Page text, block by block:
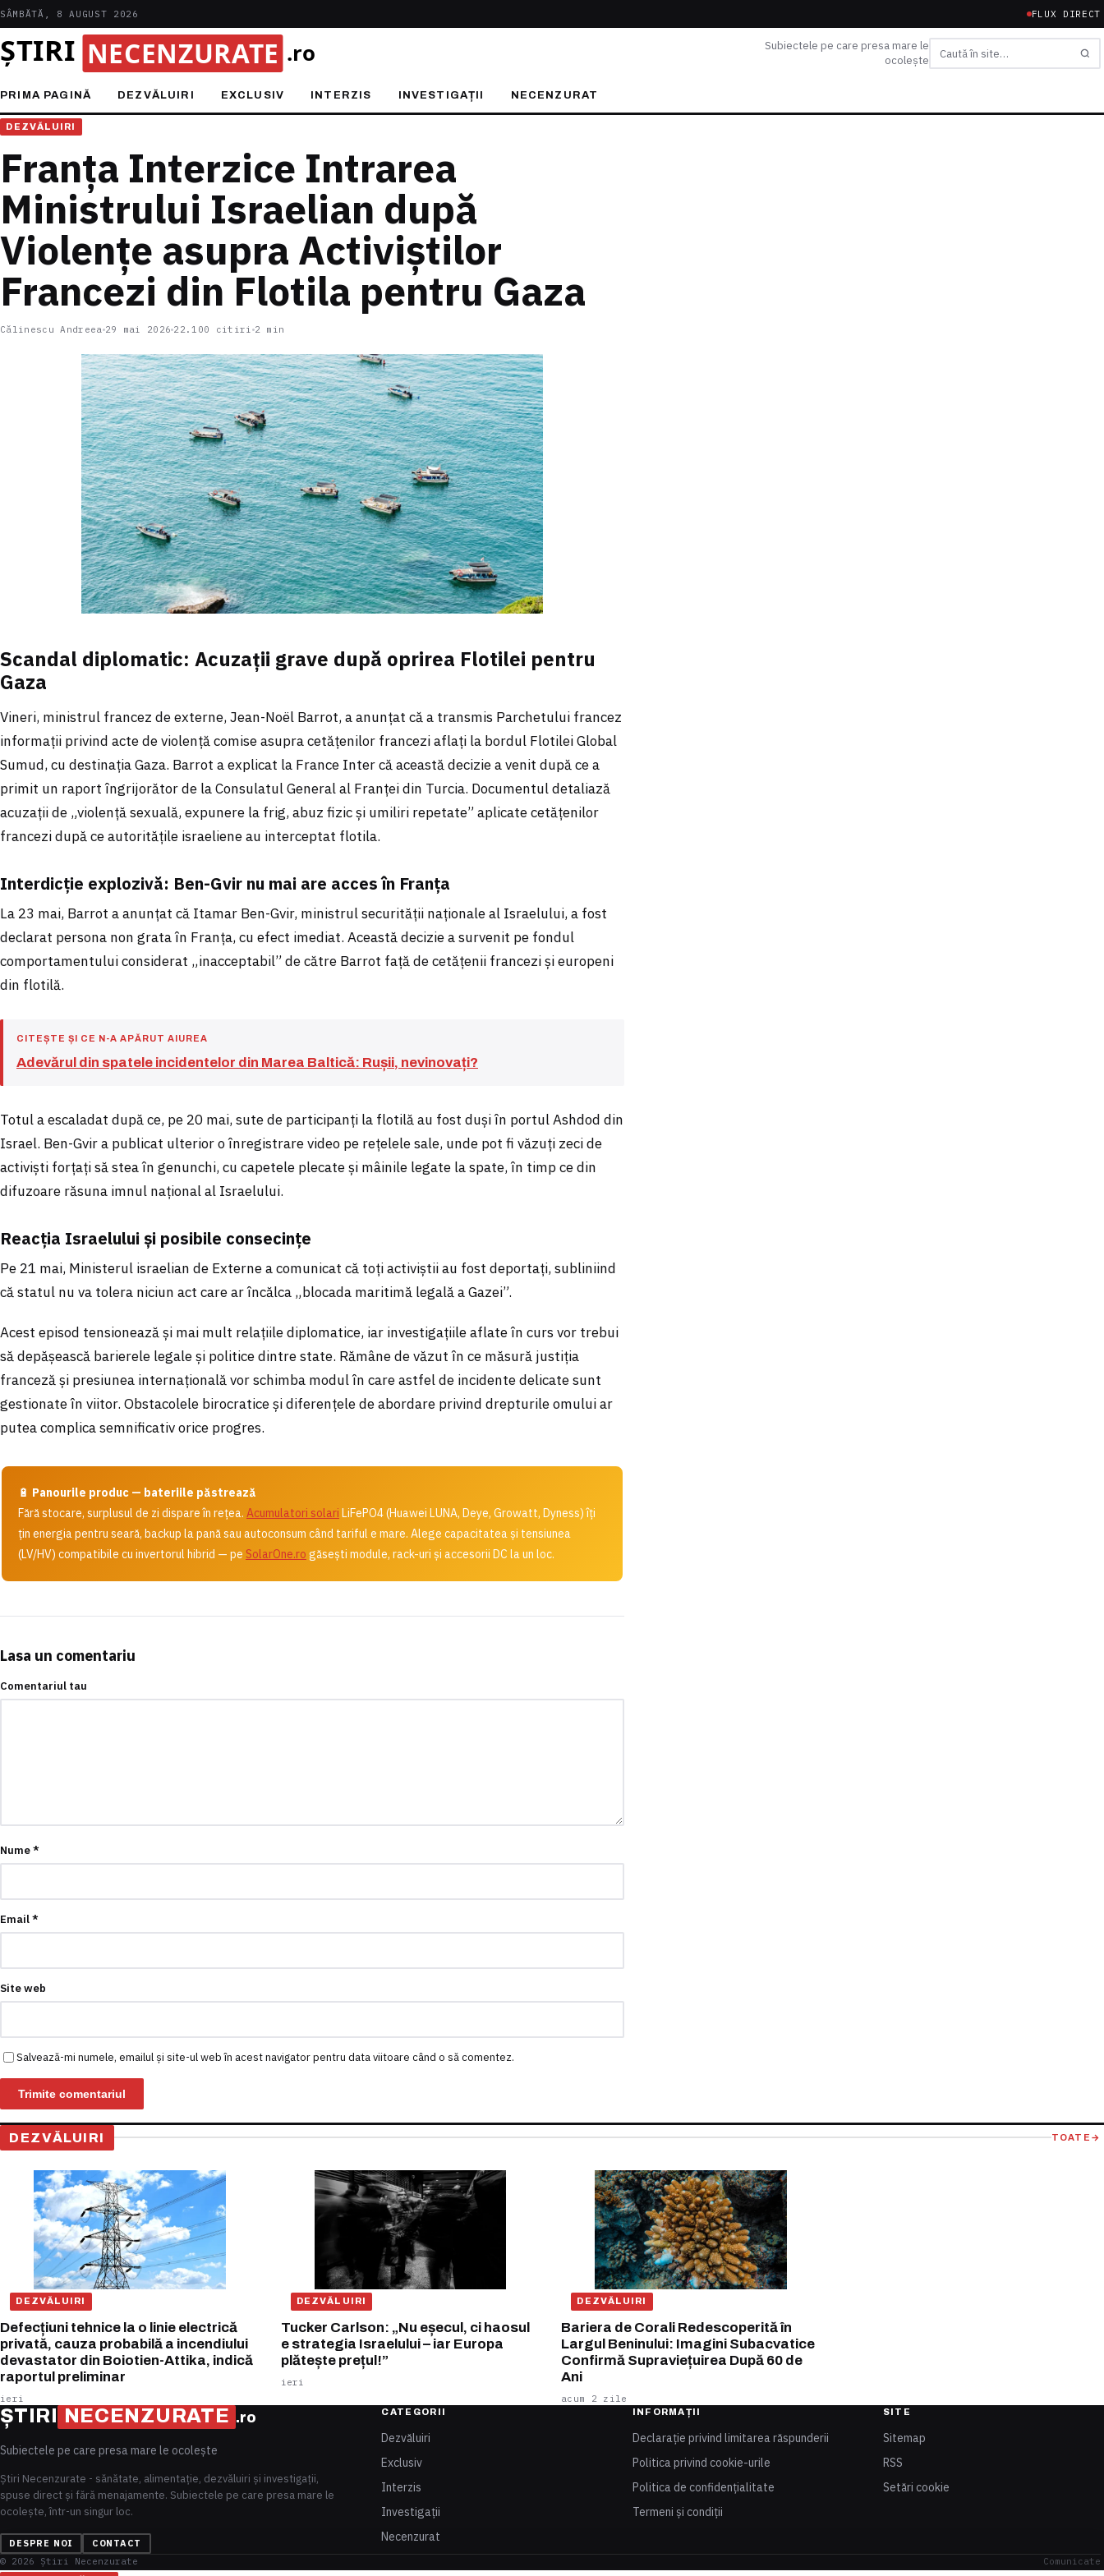
SÂMBĂTĂ, 8 AUGUST 2026 FLUX DIRECT
Subiectele pe care presa mare le
ocolește
Caută
PRIMA PAGINĂ DEZVĂLUIRI EXCLUSIV INTERZIS INVESTIGAȚII NECENZURAT
DEZVĂLUIRI
Franța Interzice Intrarea
Ministrului Israelian după
Violențe asupra Activiștilor
Francezi din Flotila pentru Gaza
Călinescu Andreea 29 mai 2026 22.100 citiri 2 min
Scandal diplomatic: Acuzații grave după oprirea Flotilei pentru
Gaza
Vineri, ministrul francez de externe, Jean-Noël Barrot, a anunțat că a transmis Parchetului francez
informații privind acte de violență comise asupra cetățenilor francezi aflați la bordul Flotilei Global
Sumud, cu destinația Gaza. Barrot a explicat la France Inter că această decizie a venit după ce a
primit un raport îngrijorător de la Consulatul General al Franței din Turcia. Documentul detaliază
acuzații de „violență sexuală, expunere la frig, abuz fizic și umiliri repetate” aplicate cetățenilor
francezi după ce autoritățile israeliene au interceptat flotila.
Interdicție explozivă: Ben-Gvir nu mai are acces în Franța
La 23 mai, Barrot a anunțat că Itamar Ben-Gvir, ministrul securității naționale al Israelului, a fost
declarat persona non grata în Franța, cu efect imediat. Această decizie a survenit pe fondul
comportamentului considerat „inacceptabil” de către Barrot față de cetățenii francezi și europeni
din flotilă.
CITEȘTE ȘI CE N-A APĂRUT AIUREA
Adevărul din spatele incidentelor din Marea Baltică: Rușii, nevinovați?
Totul a escaladat după ce, pe 20 mai, sute de participanți la flotilă au fost duși în portul Ashdod din
Israel. Ben-Gvir a publicat ulterior o înregistrare video pe rețelele sale, unde pot fi văzuți zeci de
activiști forțați să stea în genunchi, cu capetele plecate și mâinile legate la spate, în timp ce din
difuzoare răsuna imnul național al Israelului.
Reacția Israelului și posibile consecințe
Pe 21 mai, Ministerul israelian de Externe a comunicat că toți activiștii au fost deportați, subliniind
că statul nu va tolera niciun act care ar încălca „blocada maritimă legală a Gazei”.
Acest episod tensionează și mai mult relațiile diplomatice, iar investigațiile aflate în curs vor trebui
să depășească barierele legale și politice dintre state. Rămâne de văzut în ce măsură justiția
franceză și presiunea internațională vor schimba modul în care astfel de incidente delicate sunt
gestionate în viitor. Obstacolele birocratice și diferențele de abordare privind drepturile omului ar
putea complica semnificativ orice progres.
🔋 Panourile produc — bateriile păstrează
Fără stocare, surplusul de zi dispare în rețea. Acumulatori solari LiFePO4 (Huawei LUNA, Deye, Growatt, Dyness) îți
țin energia pentru seară, backup la pană sau autoconsum când tariful e mare. Alege capacitatea și tensiunea
(LV/HV) compatibile cu invertorul hibrid — pe SolarOne.ro găsești module, rack-uri și accesorii DC la un loc.
Lasa un comentariu
Comentariul tau
Nume*
Email*
Site web
Salvează-mi numele, emailul și site-ul web în acest navigator pentru data viitoare când o să comentez.
DEZVĂLUIRI TOATE →
DEZVĂLUIRI
Defecțiuni tehnice la o linie electrică
privată, cauza probabilă a incendiului
devastator din Boiotien-Attika, indică
raportul preliminar
ieri
DEZVĂLUIRI
Tucker Carlson: „Nu eșecul, ci haosul
e strategia Israelului – iar Europa
plătește prețul!”
ieri
DEZVĂLUIRI
Bariera de Corali Redescoperită în
Largul Beninului: Imagini Subacvatice
Confirmă Supraviețuirea După 60 de
Ani
acum 2 zile
ȘTIRI NECENZURATE .ro
Subiectele pe care presa mare le ocolește
Știri Necenzurate - sănătate, alimentație, dezvăluiri și investigații,
spuse direct și fără menajamente. Subiectele pe care presa mare le
ocolește, într-un singur loc.
DESPRE NOI CONTACT
CATEGORII
Dezvăluiri
Exclusiv
Interzis
Investigații
Necenzurat
INFORMAȚII
Declarație privind limitarea răspunderii
Politica privind cookie-urile
Politica de confidențialitate
Termeni și condiții
SITE
Sitemap
RSS
Setări cookie
© 2026 Știri Necenzurate
Comunicate